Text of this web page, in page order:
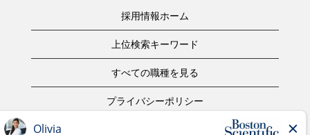
採用情報ホーム
上位検索キーワード
すべての職種を見る
プライバシーポリシー